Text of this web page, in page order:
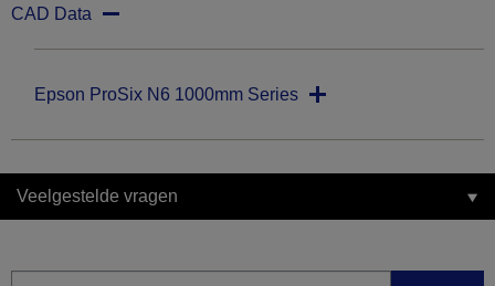
CAD Data
Epson ProSix N6 1000mm Series
Veelgestelde vragen